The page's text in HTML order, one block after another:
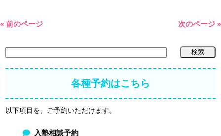
« 前のページ 次のページ »
各種予約はこちら
以下項目を、ご予約いただけます。
入塾相談予約